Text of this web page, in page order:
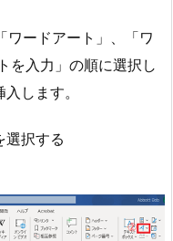
ードアート」、「ワ
を入力」の順に選択し
します。
選択する